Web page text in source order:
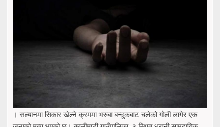
। सल्यानमा सिकार खेल्ने क्रममा भरुबा बन्दुकबाट चलेको गोली लागेर एक